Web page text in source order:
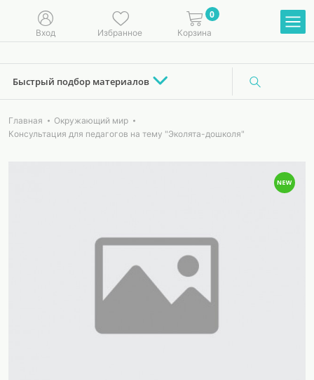
Вход Избранное
0
Корзина
Быстрый подбор материалов
Главная
Окружающий мир
Консультация для педагогов на тему "Эколята-дошколя"